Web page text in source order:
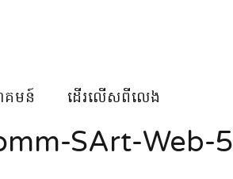
មន៍ ដើរលើសពីលេង
SArt-Web-5